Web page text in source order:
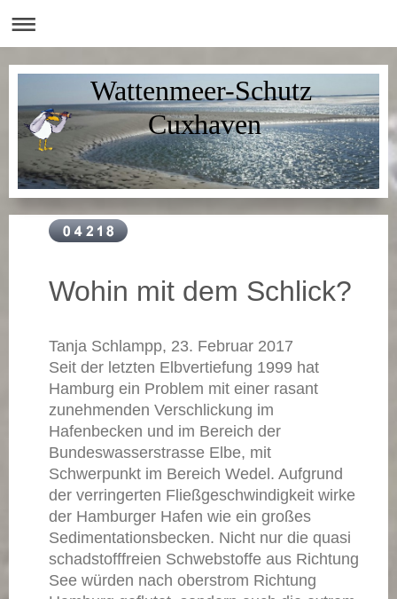
Wattenmeer-Schutz
Cuxhaven
Wohin mit dem Schlick?
Tanja Schlampp, 23. Februar 2017
Seit der letzten Elbvertiefung 1999 hat
Hamburg ein Problem mit einer rasant
zunehmenden Verschlickung im
Hafenbecken und im Bereich der
Bundeswasserstrasse Elbe, mit
Schwerpunkt im Bereich Wedel. Aufgrund
der verringerten Fließgeschwindigkeit wirke
der Hamburger Hafen wie ein großes
Sedimentationsbecken. Nicht nur die quasi
schadstofffreien Schwebstoffe aus Richtung
See würden nach oberstrom Richtung